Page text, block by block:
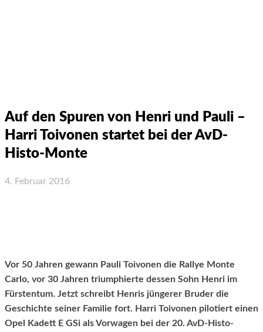
Auf den Spuren von Henri und Pauli –
Harri Toivonen startet bei der AvD-
Histo-Monte
4. Februar 2016
Vor 50 Jahren gewann Pauli Toivonen die Rallye Monte
Carlo, vor 30 Jahren triumphierte dessen Sohn Henri im
Fürstentum. Jetzt schreibt Henris jüngerer Bruder die
Geschichte seiner Familie fort. Harri Toivonen pilotiert einen
Opel Kadett E GSi als Vorwagen bei der 20. AvD-Histo-